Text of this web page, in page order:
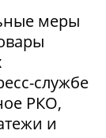
меры
службе
РКО,
и